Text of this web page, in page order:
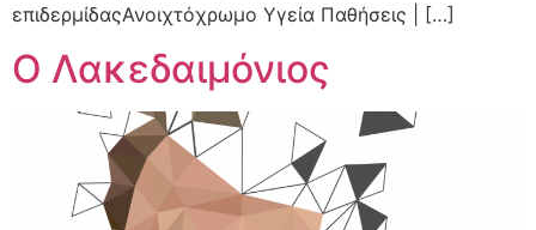
επιδερμίδαςΑνοιχτόχρωμο Υγεία Παθήσεις | […]
Ο Λακεδαιμόνιος